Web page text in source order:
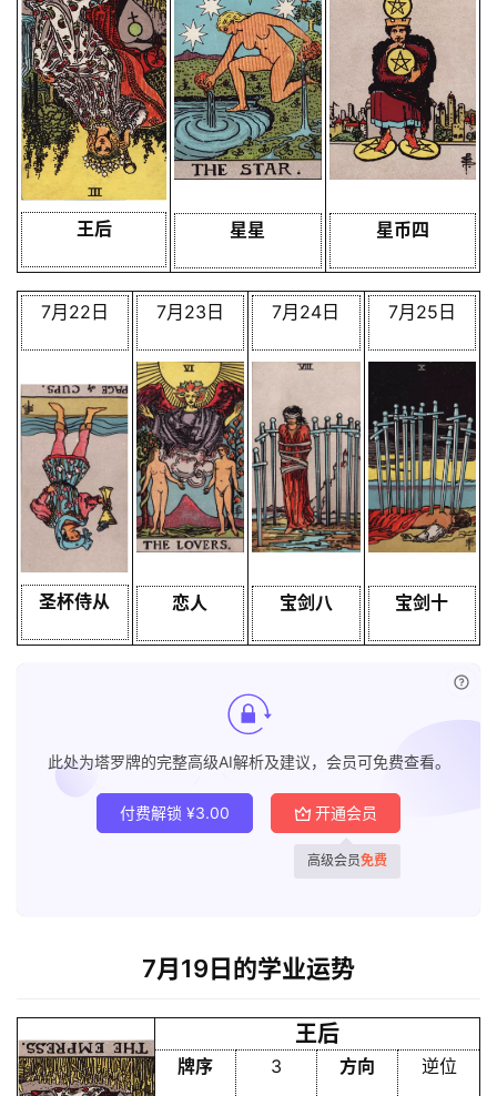
王后 星星 星币四
7月22日
圣杯侍从
7月23日
恋人
7月24日
宝剑八
7月25日
宝剑十
此处为塔罗牌的完整高级AI解析及建议，会员可免费查看。
付费解锁 ¥3.00 开通会员
高级会员免费
7月19日的学业运势
王后
牌序 3 方向 逆位